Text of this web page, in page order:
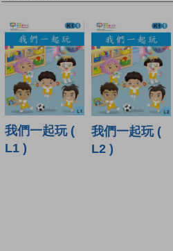
我們一起玩 (
L1 )
我們一起玩 (
L2 )